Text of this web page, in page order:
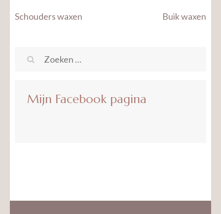
Bericht
Schouders waxen Buik waxen
Zoeken
Mijn Facebook pagina